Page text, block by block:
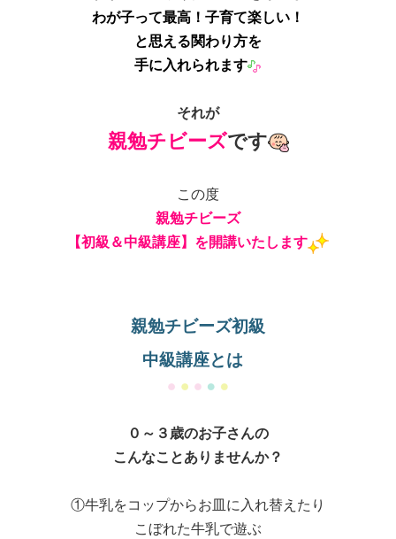
わが子って最高！子育て楽しい！
と思える関わり方を
手に入れられます
それが
親勉チビーズです
この度
親勉チビーズ
【初級＆中級講座】を開講いたします
親勉チビーズ初級
中級講座とは
０～３歳のお子さんの
こんなことありませんか？
①牛乳をコップからお皿に入れ替えたり
こぼれた牛乳で遊ぶ